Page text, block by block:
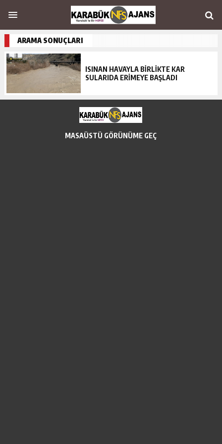
ARAMA SONUÇLARI
ISINAN HAVAYLA BİRLİKTE KAR
SULARIDA ERİMEYE BAŞLADI
MASAÜSTÜ GÖRÜNÜME GEÇ